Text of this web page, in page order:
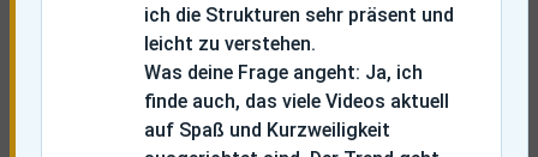
ich die Strukturen sehr präsent und
leicht zu verstehen.
Was deine Frage angeht: Ja, ich
finde auch, das viele Videos aktuell
auf Spaß und Kurzweiligkeit